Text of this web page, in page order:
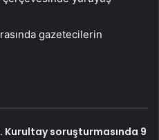
gazetecilerin
Kurultay soruşturmasında 9